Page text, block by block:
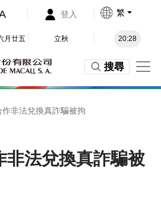
登入 繁
月廿五 立秋 20:28
搜尋
非法兌換真詐騙被拘
非法兌換真詐騙被